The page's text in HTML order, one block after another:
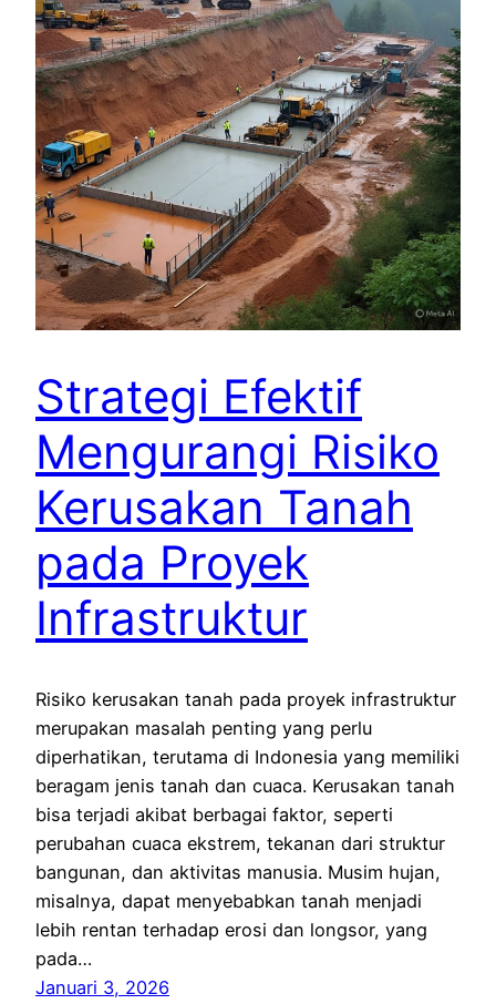
Strategi Efektif
Mengurangi Risiko
Kerusakan Tanah
pada Proyek
Infrastruktur
Risiko kerusakan tanah pada proyek infrastruktur
merupakan masalah penting yang perlu
diperhatikan, terutama di Indonesia yang memiliki
beragam jenis tanah dan cuaca. Kerusakan tanah
bisa terjadi akibat berbagai faktor, seperti
perubahan cuaca ekstrem, tekanan dari struktur
bangunan, dan aktivitas manusia. Musim hujan,
misalnya, dapat menyebabkan tanah menjadi
lebih rentan terhadap erosi dan longsor, yang
pada…
Januari 3, 2026